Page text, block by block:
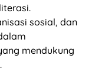
sosial, dan
mendukung